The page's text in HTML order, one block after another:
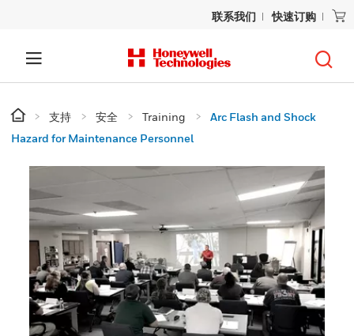
联系我们 快速订购
支持 安全 Training
Arc Flash and Shock
Hazard for Maintenance Personnel